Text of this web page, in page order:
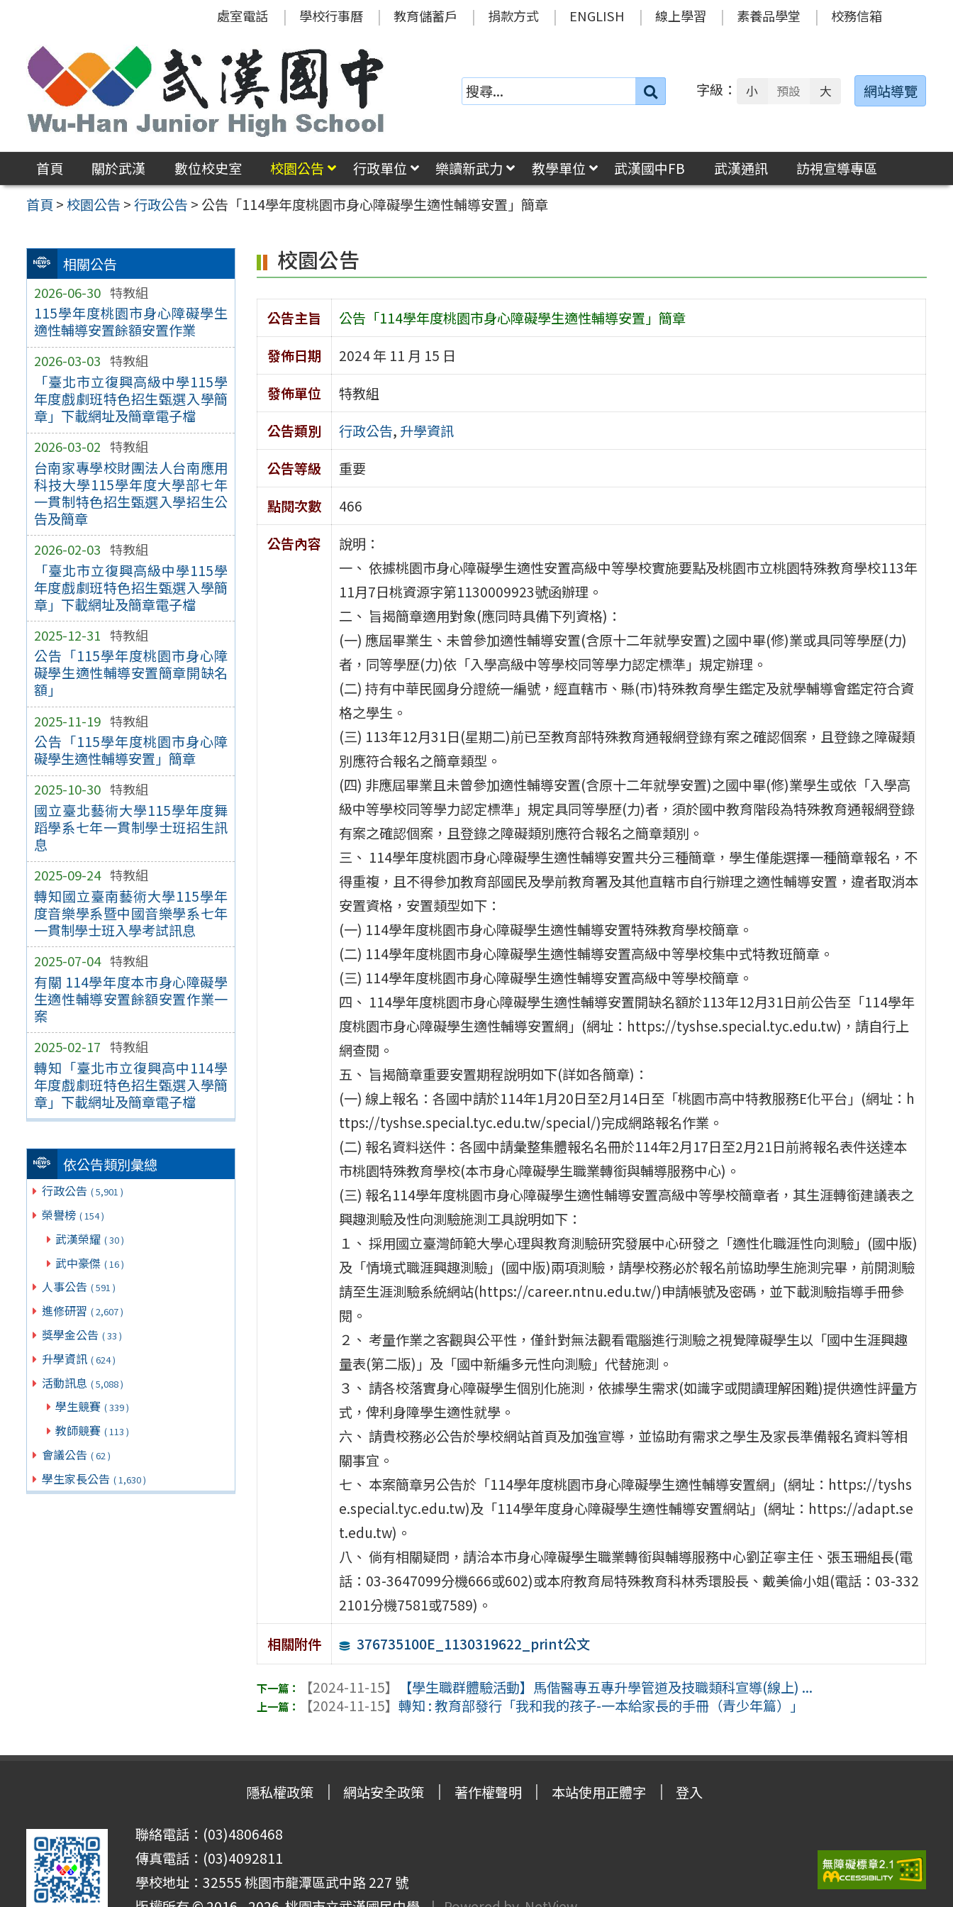
區
處室電話 學校行事曆 教育儲蓄戶 捐款方式 ENGLISH 線上學習 素養品學堂 校務信箱
搜
字級： 小 預設 大 網站導覽
首頁 關於武漢 數位校史室 校園公告 行政單位 樂讀新武力 教學單位 武漢國中FB 武漢通訊
訪視宣導專區
首頁 >校園公告 >行政公告 > 公告「114學年度桃園市身心障礙學生適性輔導安置」簡章
相關公告
2026-06-30 特教組
115學年度桃園市身心障礙學生
適性輔導安置餘額安置作業
2026-03-03 特教組
「臺北市立復興高級中學115學
年度戲劇班特色招生甄選入學簡
章」下載網址及簡章電子檔
2026-03-02 特教組
台南家專學校財團法人台南應用
科技大學115學年度大學部七年
一貫制特色招生甄選入學招生公
告及簡章
2026-02-03 特教組
「臺北市立復興高級中學115學
年度戲劇班特色招生甄選入學簡
章」下載網址及簡章電子檔
2025-12-31 特教組
公告「115學年度桃園市身心障
礙學生適性輔導安置簡章開缺名
額」
2025-11-19 特教組
公告「115學年度桃園市身心障
礙學生適性輔導安置」簡章
2025-10-30 特教組
國立臺北藝術大學115學年度舞
蹈學系七年一貫制學士班招生訊
息
2025-09-24 特教組
轉知國立臺南藝術大學115學年
度音樂學系暨中國音樂學系七年
一貫制學士班入學考試訊息
2025-07-04 特教組
有關 114學年度本市身心障礙學
生適性輔導安置餘額安置作業一
案
2025-02-17 特教組
轉知「臺北市立復興高中114學
年度戲劇班特色招生甄選入學簡
章」下載網址及簡章電子檔
依公告類別彙總
行政公告 ( 5,901 )
榮譽榜 ( 154 )
武漢榮耀 ( 30 )
武中豪傑 ( 16 )
人事公告 ( 591 )
進修研習 ( 2,607 )
獎學金公告 ( 33 )
升學資訊 ( 624 )
活動訊息 ( 5,088 )
學生競賽 ( 339 )
教師競賽 ( 113 )
會議公告 ( 62 )
學生家長公告 ( 1,630 )
校園公告
公告主旨
公告「114學年度桃園市身心障礙學生適性輔導安置」簡章
發佈日期
2024 年 11 月 15 日
發佈單位
特教組
公告類別
行政公告, 升學資訊
公告等級
重要
點閱次數
466
公告內容
說明：
一、 依據桃園市身心障礙學生適性安置高級中等學校實施要點及桃園市立桃園特殊教育學校113年
11月7日桃資源字第1130009923號函辦理。
二、 旨揭簡章適用對象(應同時具備下列資格)：
(一) 應屆畢業生、未曾參加適性輔導安置(含原十二年就學安置)之國中畢(修)業或具同等學歷(力)
者，同等學歷(力)依「入學高級中等學校同等學力認定標準」規定辦理。
(二) 持有中華民國身分證統一編號，經直轄市、縣(市)特殊教育學生鑑定及就學輔導會鑑定符合資
格之學生。
(三) 113年12月31日(星期二)前已至教育部特殊教育通報網登錄有案之確認個案，且登錄之障礙類
別應符合報名之簡章類型。
(四) 非應屆畢業且未曾參加適性輔導安置(含原十二年就學安置)之國中畢(修)業學生或依「入學高
級中等學校同等學力認定標準」規定具同等學歷(力)者，須於國中教育階段為特殊教育通報網登錄
有案之確認個案，且登錄之障礙類別應符合報名之簡章類別。
三、 114學年度桃園市身心障礙學生適性輔導安置共分三種簡章，學生僅能選擇一種簡章報名，不
得重複，且不得參加教育部國民及學前教育署及其他直轄市自行辦理之適性輔導安置，違者取消本
安置資格，安置類型如下：
(一) 114學年度桃園市身心障礙學生適性輔導安置特殊教育學校簡章。
(二) 114學年度桃園市身心障礙學生適性輔導安置高級中等學校集中式特教班簡章。
(三) 114學年度桃園市身心障礙學生適性輔導安置高級中等學校簡章。
四、 114學年度桃園市身心障礙學生適性輔導安置開缺名額於113年12月31日前公告至「114學年
度桃園市身心障礙學生適性輔導安置網」(網址：https://tyshse.special.tyc.edu.tw)，請自行上
網查閱。
五、 旨揭簡章重要安置期程說明如下(詳如各簡章)：
(一) 線上報名：各國中請於114年1月20日至2月14日至「桃園市高中特教服務E化平台」(網址：h
ttps://tyshse.special.tyc.edu.tw/special/)完成網路報名作業。
(二) 報名資料送件：各國中請彙整集體報名名冊於114年2月17日至2月21日前將報名表件送達本
市桃園特殊教育學校(本市身心障礙學生職業轉銜與輔導服務中心)。
(三) 報名114學年度桃園市身心障礙學生適性輔導安置高級中等學校簡章者，其生涯轉銜建議表之
興趣測驗及性向測驗施測工具說明如下：
１、 採用國立臺灣師範大學心理與教育測驗研究發展中心研發之「適性化職涯性向測驗」(國中版)
及「情境式職涯興趣測驗」(國中版)兩項測驗，請學校務必於報名前協助學生施測完畢，前開測驗
請至生涯測驗系統網站(https://career.ntnu.edu.tw/)申請帳號及密碼，並下載測驗指導手冊參
閱。
２、 考量作業之客觀與公平性，僅針對無法觀看電腦進行測驗之視覺障礙學生以「國中生涯興趣
量表(第二版)」及「國中新編多元性向測驗」代替施測。
３、 請各校落實身心障礙學生個別化施測，依據學生需求(如識字或閱讀理解困難)提供適性評量方
式，俾利身障學生適性就學。
六、 請貴校務必公告於學校網站首頁及加強宣導，並協助有需求之學生及家長準備報名資料等相
關事宜。
七、 本案簡章另公告於「114學年度桃園市身心障礙學生適性輔導安置網」(網址：https://tyshs
e.special.tyc.edu.tw)及「114學年度身心障礙學生適性輔導安置網站」(網址：https://adapt.se
t.edu.tw)。
八、 倘有相關疑問，請洽本市身心障礙學生職業轉銜與輔導服務中心劉芷寧主任、張玉珊組長(電
話：03-3647099分機666或602)或本府教育局特殊教育科林秀環股長、戴美倫小姐(電話：03-332
2101分機7581或7589)。
相關附件
376735100E_1130319622_print公文
【2024-11-15】
【學生職群體驗活動】馬偕醫專五專升學管道及技職類科宣導(線上) ...
【2024-11-15】轉知 : 教育部發行「我和我的孩子-一本給家長的手冊（青少年篇）」
隱私權政策 網站安全政策 著作權聲明 本站使用正體字 登入
聯絡電話：(03)4806468
傳真電話：(03)4092811
學校地址：32555 桃園市龍潭區武中路 227 號